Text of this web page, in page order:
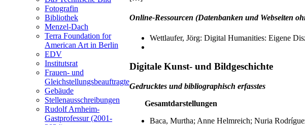
Fotografin
Bibliothek
Menzel-Dach
Terra Foundation for
American Art in Berlin
EDV
Institutsrat
Frauen- und
Gleichstellungsbeauftragte
Gebäude
Stellenausschreibungen
Rudolf Arnheim-
Gastprofessur (2001-
Online-Ressourcen (Datenbanken und Webseiten
Wettlaufer, Jörg: Digital Humanities: Eigene
Digitale Kunst- und Bildgeschichte
Gedrucktes und bibliographisch erfasstes
Gesamtdarstellungen
Baca, Murtha; Anne Helmreich; Nuria